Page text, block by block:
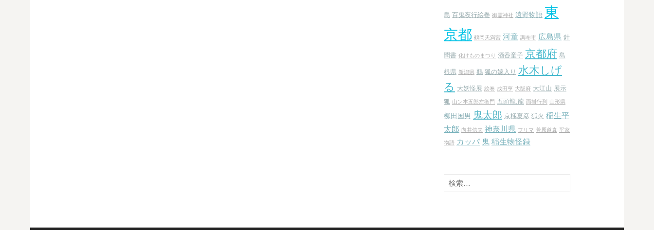
島 百鬼夜行絵巻 御霊神社 遠野物語 東
京都 鶴岡天満宮 河童 調布市 広島県 針
聞書 化けものまつり 酒呑童子 京都府 島
根県 新潟県 鵺 狐の嫁入り 水木しげ
る
大妖怪展 絵巻 成田亨 大阪府 大江山 展示
狐 山ン本五郎左衛門 五頭龍.龍 面掛行列 山形県
柳田国男 鬼太郎 京極夏彦 狐火 稲生平
太郎 向井信夫 神奈川県 フリマ 菅原道真 平家
物語 カッパ 鬼 稲生物怪録
検
索: